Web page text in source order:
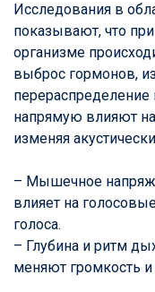
Исследования в
показывают, что
организме
выброс гормонов,
напрямую влияют на
изменяя
– Мышечное
влияет на
голоса.
– Глубина и ритм
меняют громкость и